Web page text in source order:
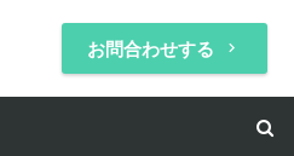
お問合わせする keyboard_arrow_right